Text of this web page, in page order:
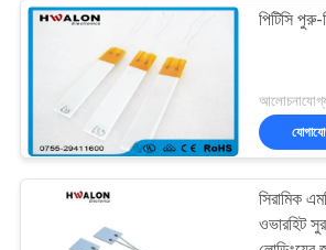
পরিদর্শন
গুণমান
নিয়ন্ত্রণ
এম সি সি সিরামিক
পিটিসি পুরু-
সিরামিক
ওভারহিট